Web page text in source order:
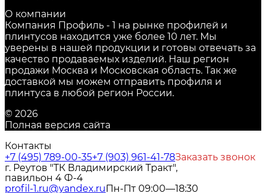
О компании
Компания Профиль - 1 на рынке профилей и
плинтусов находится уже более 10 лет. Мы
уверены в нашей продукции и готовы отвечать за
качество продаваемых изделий. Наш регион
продажи Москва и Московская область. Так же
доставкой мы можем отправить профиля и
плинтуса в любой регион России.
© 2026
Полная версия сайта
Контакты
+7 (495) 789-00-35+7 (903) 961-41-78Заказать звонок
г. Реутов "ТК Владимирский Тракт",
павильон 4 Ф-4
profil-1.ru@yandex.ru Пн-Пт 09:00—18:30